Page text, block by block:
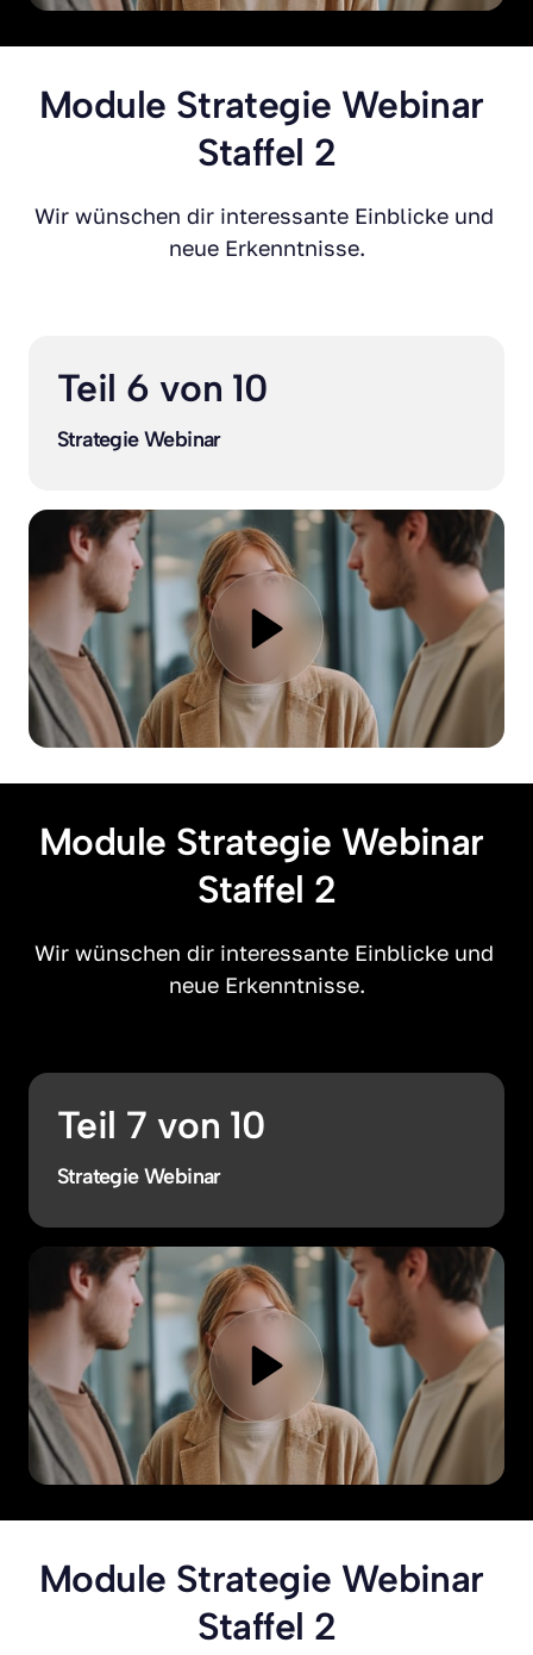
Module Strategie Webinar
Staffel 2
Wir wünschen dir interessante Einblicke und
neue Erkenntnisse.
Teil 6 von 10
Strategie Webinar
Module Strategie Webinar
Staffel 2
Wir wünschen dir interessante Einblicke und
neue Erkenntnisse.
Teil 7 von 10
Strategie Webinar
Module Strategie Webinar
Staffel 2